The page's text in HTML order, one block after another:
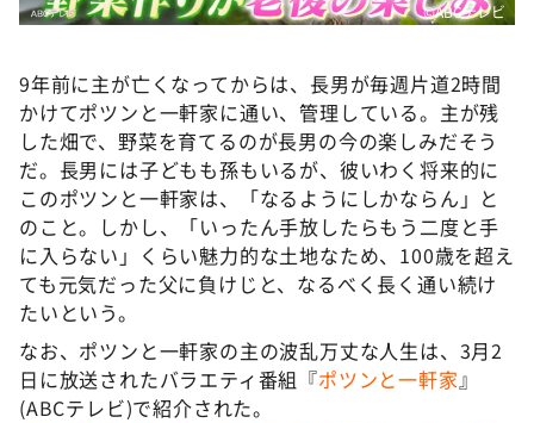
©️ABCテレビ
9年前に主が亡くなってからは、長男が毎週片道2時間
かけてポツンと一軒家に通い、管理している。主が残
した畑で、野菜を育てるのが長男の今の楽しみだそう
だ。長男には子どもも孫もいるが、彼いわく将来的に
このポツンと一軒家は、「なるようにしかならん」と
のこと。しかし、「いったん手放したらもう二度と手
に入らない」くらい魅力的な土地なため、100歳を超え
ても元気だった父に負けじと、なるべく長く通い続け
たいという。
なお、ポツンと一軒家の主の波乱万丈な人生は、3月2
日に放送されたバラエティ番組『ポツンと一軒家』
(ABCテレビ)で紹介された。